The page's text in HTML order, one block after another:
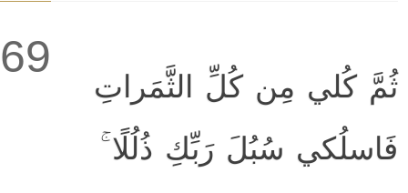
69
ثُمَّ كُلي مِن كُلِّ الثَّمَراتِ
فَاسلُكي سُبُلَ رَبِّكِ ذُلُلًا ۚ